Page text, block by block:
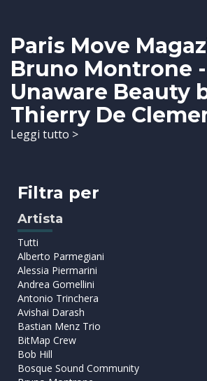
Paris Move
Bruno Montrone -
Unaware Beauty
Thierry De
Leggi tutto >
Filtra per
Artista
Tutti
Alberto Parmegiani
Alessia Piermarini
Andrea Gomellini
Antonio Trinchera
Avishai Darash
Bastian Menz Trio
BitMap Crew
Bob Hill
Bosque Sound Community